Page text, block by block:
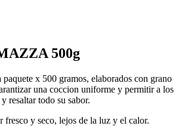
500g
x 500 gramos, elaborados con grano
una coccion uniforme y permitir a los
resaltar todo su sabor.
fresco y seco, lejos de la luz y el calor.